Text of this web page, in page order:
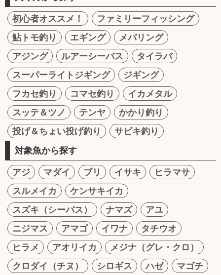
初心者オススメ！
ファミリーフィッシング
鮎トモ釣り
エギング
メバリング
アジング
ルアーシーバス
タイラバ
スーパーライトジギング
ジギング
フカセ釣り
コマセ釣り
イカメタル
スッテ＆ツノ
テンヤ
かかり釣り
投げ＆ちょい投げ釣り
サビキ釣り
対象魚から探す
アジ マダイ ブリ イサキ
ヒラマサ
スルメイカ
ケンサキイカ
スズキ（シーバス）
ナマズ
アユ
ニジマス
アマゴ イワナ
タチウオ
ヒラメ
アオリイカ
メジナ（グレ・クロ）
クロダイ（チヌ）
シロギス ハゼ
マゴチ